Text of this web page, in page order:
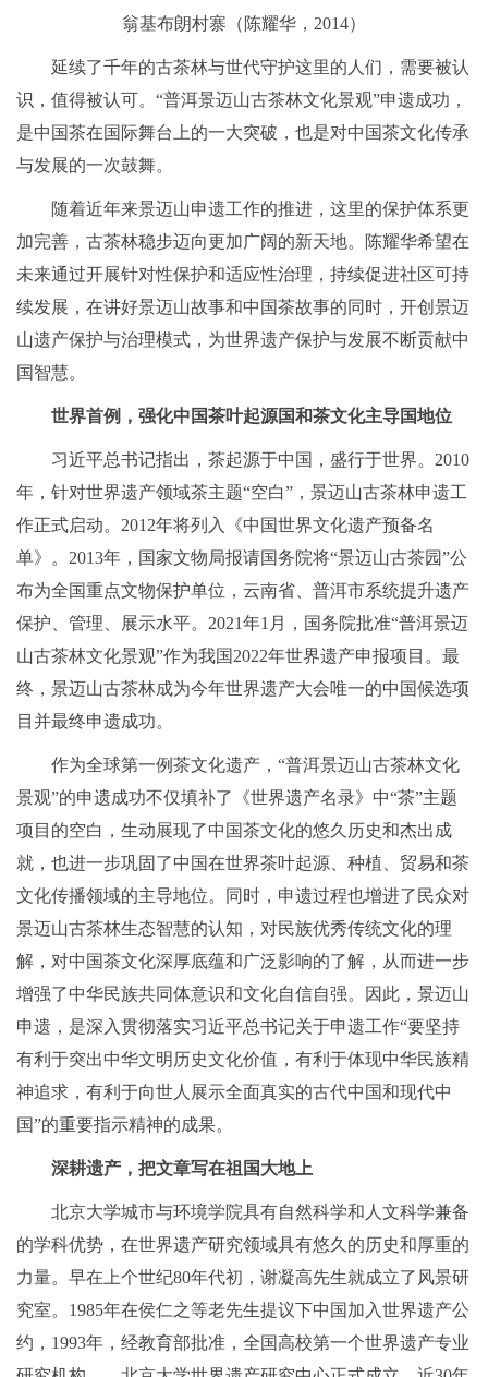
翁基布朗村寨（陈耀华，2014）
延续了千年的古茶林与世代守护这里的人们，需要被认
识，值得被认可。“普洱景迈山古茶林文化景观”申遗成功，
是中国茶在国际舞台上的一大突破，也是对中国茶文化传承
与发展的一次鼓舞。
随着近年来景迈山申遗工作的推进，这里的保护体系更
加完善，古茶林稳步迈向更加广阔的新天地。陈耀华希望在
未来通过开展针对性保护和适应性治理，持续促进社区可持
续发展，在讲好景迈山故事和中国茶故事的同时，开创景迈
山遗产保护与治理模式，为世界遗产保护与发展不断贡献中
国智慧。
世界首例，强化中国茶叶起源国和茶文化主导国地位
习近平总书记指出，茶起源于中国，盛行于世界。2010
年，针对世界遗产领域茶主题“空白”，景迈山古茶林申遗工
作正式启动。2012年将列入《中国世界文化遗产预备名
单》。2013年，国家文物局报请国务院将“景迈山古茶园”公
布为全国重点文物保护单位，云南省、普洱市系统提升遗产
保护、管理、展示水平。2021年1月，国务院批准“普洱景迈
山古茶林文化景观”作为我国2022年世界遗产申报项目。最
终，景迈山古茶林成为今年世界遗产大会唯一的中国候选项
目并最终申遗成功。
作为全球第一例茶文化遗产，“普洱景迈山古茶林文化
景观”的申遗成功不仅填补了《世界遗产名录》中“茶”主题
项目的空白，生动展现了中国茶文化的悠久历史和杰出成
就，也进一步巩固了中国在世界茶叶起源、种植、贸易和茶
文化传播领域的主导地位。同时，申遗过程也增进了民众对
景迈山古茶林生态智慧的认知，对民族优秀传统文化的理
解，对中国茶文化深厚底蕴和广泛影响的了解，从而进一步
增强了中华民族共同体意识和文化自信自强。因此，景迈山
申遗，是深入贯彻落实习近平总书记关于申遗工作“要坚持
有利于突出中华文明历史文化价值，有利于体现中华民族精
神追求，有利于向世人展示全面真实的古代中国和现代中
国”的重要指示精神的成果。
深耕遗产，把文章写在祖国大地上
北京大学城市与环境学院具有自然科学和人文科学兼备
的学科优势，在世界遗产研究领域具有悠久的历史和厚重的
力量。早在上个世纪80年代初，谢凝高先生就成立了风景研
究室。1985年在侯仁之等老先生提议下中国加入世界遗产公
约，1993年，经教育部批准，全国高校第一个世界遗产专业